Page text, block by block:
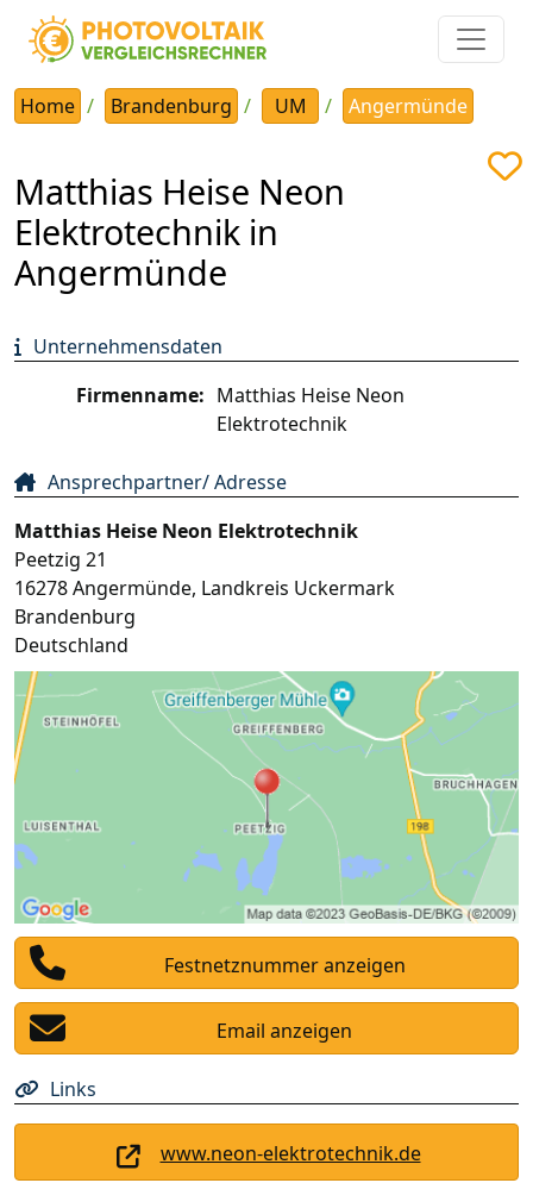
Home Brandenburg UM Angermünde
Matthias Heise Neon
Elektrotechnik in
Angermünde
Unternehmensdaten
Firmenname: Matthias Heise Neon
Elektrotechnik
Ansprechpartner/ Adresse
Matthias Heise Neon Elektrotechnik
Peetzig 21
16278Angermünde, Landkreis Uckermark
Brandenburg
Deutschland
Festnetznummer anzeigen
Email anzeigen
Links
www.neon-elektrotechnik.de